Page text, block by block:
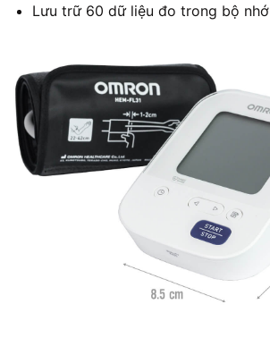
Lưu trữ 60 dữ liệu đo trong bộ nhớ